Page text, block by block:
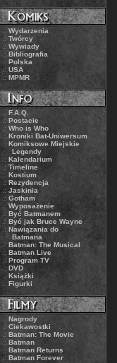
.: Wydarzenia
.: Twórcy
.: Wywiady
.:Bibliografia
.: Polska
.: USA
.: MPMR
.: F.A.Q.
.: Postacie
.: Who is Who
.:Kroniki Bat-Uniwersum
.: Komiksowe Miejskie
Legendy
.: Kalendarium
.: Timeline
.: Kostium
.: Rezydencja
.: Jaskinia
.: Gotham
.:Wyposażenie
.: Być Batmanem
.: Być jak Bruce Wayne
.: Nawiązania do
Batmana
.:Batman: The Musical
.: Batman Live
.: Program TV
.: DVD
.:Książki
.: Figurki
.: Nagrody
.: Ciekawostki
.: Batman: The Movie
.:Batman
.: Batman Returns
.: Batman Forever